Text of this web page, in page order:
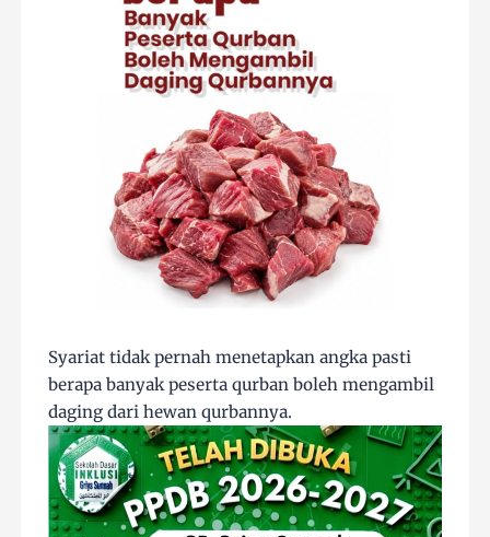
Syariat tidak pernah menetapkan angka pasti
berapa banyak peserta qurban boleh mengambil
daging dari hewan qurbannya.